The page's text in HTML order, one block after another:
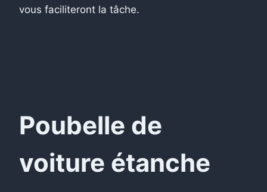
vous faciliteront la tâche.
Poubelle de
voiture étanche